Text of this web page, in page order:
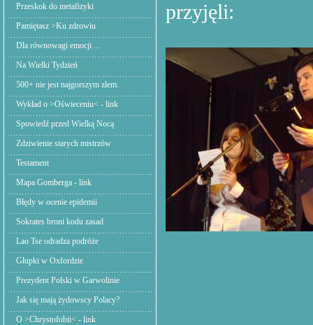
Przeskok do metafizyki
Pamiętasz >Ku zdrowiu
Dla równowagi emocji ...
Na Wielki Tydzień
500+ nie jest najgorszym złem.
Wykład o >Oświeceniu< - link
Spowiedź przed Wielką Nocą
Zdziwienie starych mistrzów
Testament
Mapa Gomberga - link
Błędy w ocenie epidemii
Sokrates broni kodu zasad
Lao Tse odradza podróże
Głupki w Oxfordzie
Prezydent Polski w Garwolinie
Jak się mają żydowscy Polacy?
O >Chrystofobii< - link
przyjęli: